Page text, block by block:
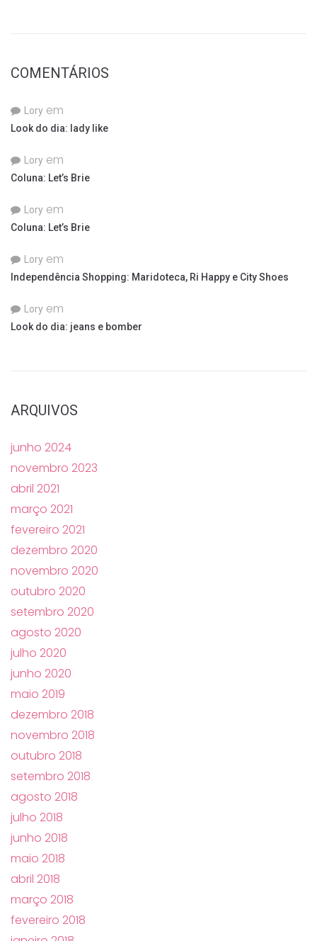
COMENTÁRIOS
Lory em
Look do dia: lady like
Lory em
Coluna: Let’s Brie
Lory em
Coluna: Let’s Brie
Lory em
Independência Shopping: Maridoteca, Ri Happy e City Shoes
Lory em
Look do dia: jeans e bomber
ARQUIVOS
junho 2024
novembro 2023
abril 2021
março 2021
fevereiro 2021
dezembro 2020
novembro 2020
outubro 2020
setembro 2020
agosto 2020
julho 2020
junho 2020
maio 2019
dezembro 2018
novembro 2018
outubro 2018
setembro 2018
agosto 2018
julho 2018
junho 2018
maio 2018
abril 2018
março 2018
fevereiro 2018